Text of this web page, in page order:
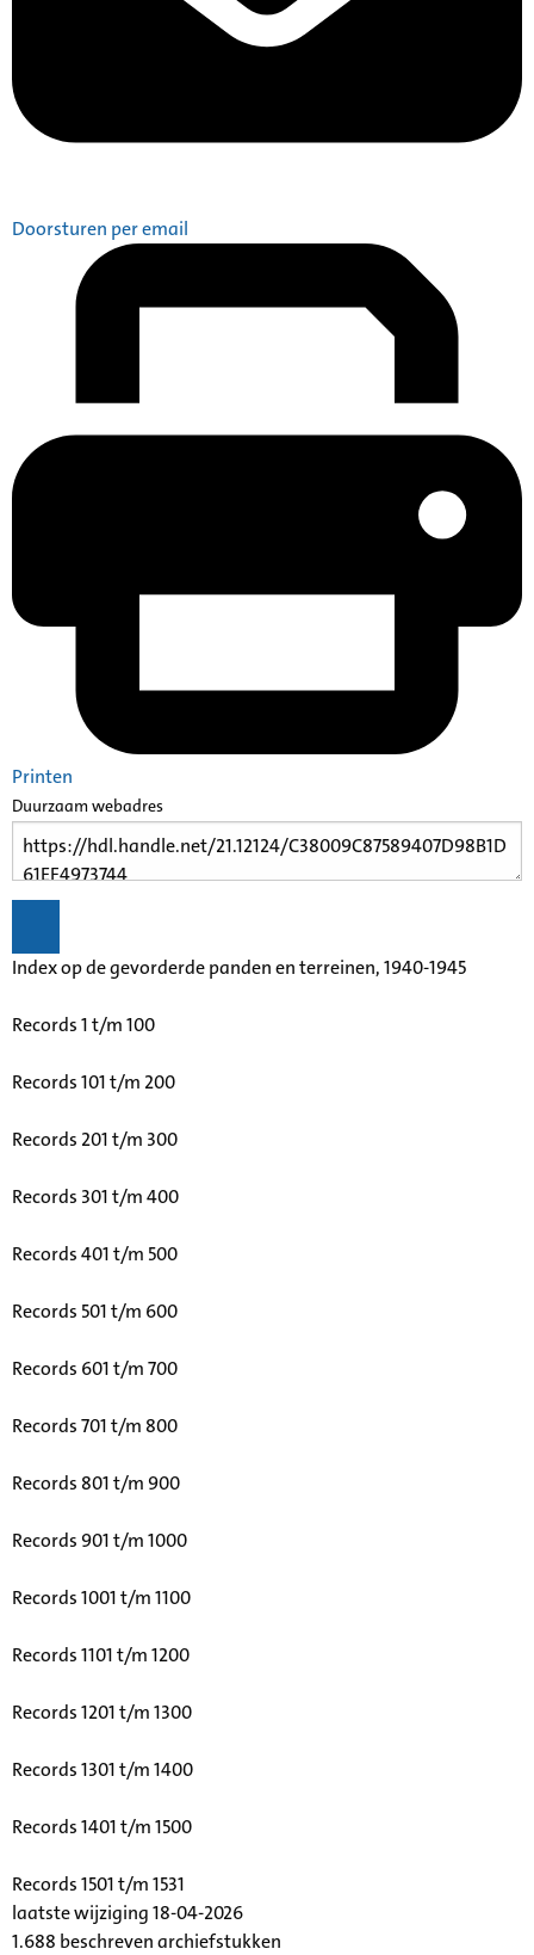
Doorsturen per email
Printen
Duurzaam webadres
Index op de gevorderde panden en terreinen, 1940-1945
Records 1 t/m 100
Records 101 t/m 200
Records 201 t/m 300
Records 301 t/m 400
Records 401 t/m 500
Records 501 t/m 600
Records 601 t/m 700
Records 701 t/m 800
Records 801 t/m 900
Records 901 t/m 1000
Records 1001 t/m 1100
Records 1101 t/m 1200
Records 1201 t/m 1300
Records 1301 t/m 1400
Records 1401 t/m 1500
Records 1501 t/m 1531
laatste wijziging 18-04-2026
1.688 beschreven archiefstukken